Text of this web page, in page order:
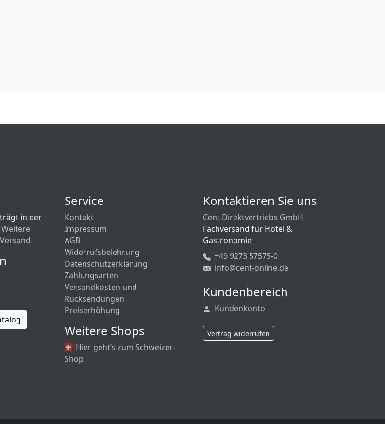
in der
Weitere
Service
Kontakt
Impressum
AGB
Widerrufsbelehrung
Datenschutzerklärung
Zahlungsarten
Versandkosten und
Rücksendungen
Preiserhöhung
Weitere Shops
Hier geht’s zum Schweizer-
Shop
Kontaktieren Sie uns
Cent Direktvertriebs GmbH
Fachversand für Hotel &
Gastronomie
+49 9273 57575-0
info@cent-online.de
Kundenbereich
Kundenkonto
Vertrag widerrufen